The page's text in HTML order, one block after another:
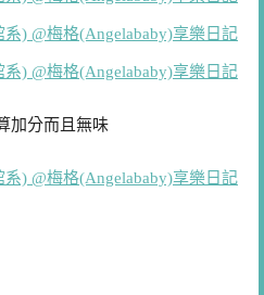
加分而且無味